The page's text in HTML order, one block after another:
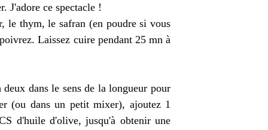
J'adore ce spectacle !
le thym, le safran (en poudre si vous
Laissez cuire pendant 25 mn à
dans le sens de la longueur pour
(ou dans un petit mixer), ajoutez 1
d'huile d'olive, jusqu'à obtenir une